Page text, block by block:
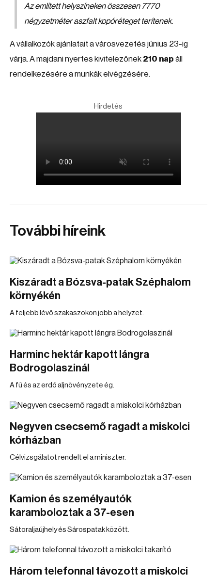
Az említett helyszíneken összesen 7770
négyzetméter aszfalt kopóréteget terítenek.
A vállalkozók ajánlatait a városvezetés június 23-ig
várja. A majdani nyertes kivitelezőnek 210 nap áll
rendelkezésére a munkák elvégzésére.
Hirdetés
További híreink
Kiszáradt a Bózsva-patak Széphalom
környékén
A feljebb lévő szakaszokon jobb a helyzet.
Harminc hektár kapott lángra
Bodrogolaszinál
A fű és az erdő aljnövényzete ég.
Negyven csecsemő ragadt a miskolci
kórházban
Célvizsgálatot rendelt el a miniszter.
Kamion és személyautók
karamboloztak a 37-esen
Sátoraljaújhely és Sárospatak között.
Három telefonnal távozott a miskolci